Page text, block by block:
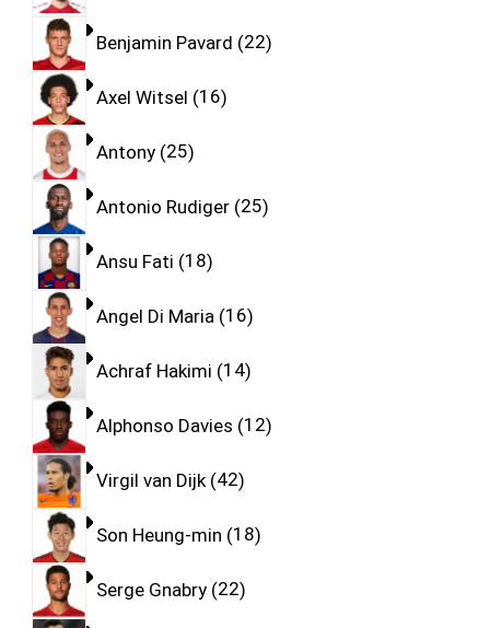
Benjamin Pavard 22
Axel Witsel 16
Antony 25
Antonio Rudiger 25
Ansu Fati 18
Angel Di Maria 16
Achraf Hakimi 14
Alphonso Davies 12
Virgil van Dijk 42
Son Heung-min 18
Serge Gnabry 22